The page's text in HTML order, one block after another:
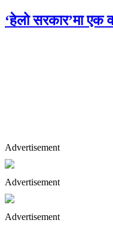
‘हेलो सरकार’मा
Advertisement
Advertisement
Advertisement